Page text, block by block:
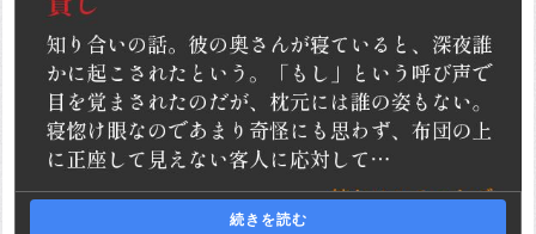
続きを読む